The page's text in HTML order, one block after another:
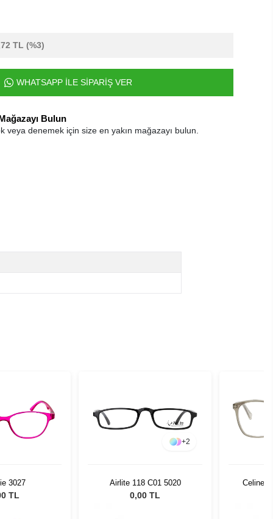
TL (%3)
WHATSAPP İLE SİPARİŞ VER
Bulun
veya denemek için size en yakın mağazayı bulun.
C01 5020
TL
Celine CL 50158I 096 55
0,00 TL
Airlite